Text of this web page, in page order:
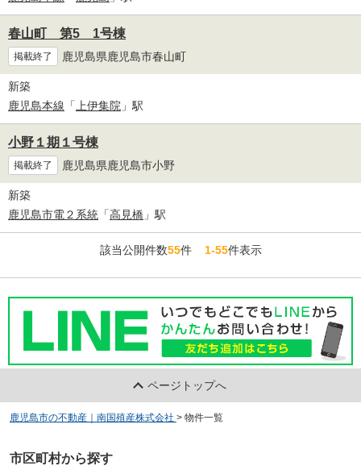
春山町 第5 1号棟
掲載終了 鹿児島県鹿児島市春山町
新築
鹿児島本線 「上伊集院 」駅
小野１期１号棟
掲載終了 鹿児島県鹿児島市小野
新築
鹿児島市電２系統 「高見橋 」駅
該当公開件数55件1-55件表示
ページトップへ
鹿児島市の不動産｜南国殖産株式会社 > 物件一覧
市区町村から探す